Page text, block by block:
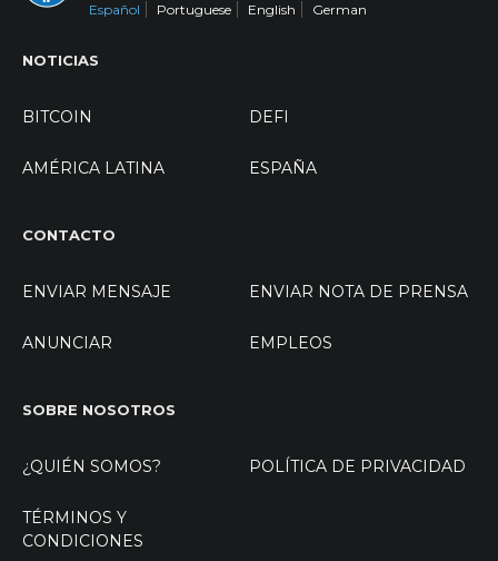
Español Portuguese English German
NOTICIAS
BITCOIN DEFI
AMÉRICA LATINA ESPAÑA
CONTACTO
ENVIAR MENSAJE ENVIAR NOTA DE PRENSA
ANUNCIAR EMPLEOS
SOBRE NOSOTROS
¿QUIÉN SOMOS? POLÍTICA DE PRIVACIDAD
TÉRMINOS Y
CONDICIONES